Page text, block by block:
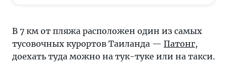
В 7 км от пляжа расположен один из самых
тусовочных курортов Таиланда — Патонг,
доехать туда можно на тук-туке или на такси.